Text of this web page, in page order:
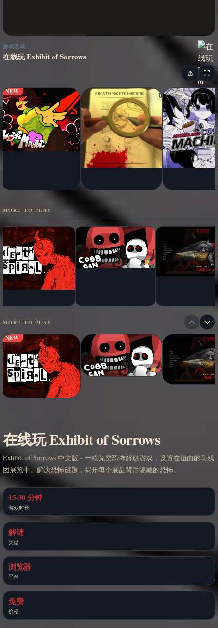
游戏区域
在线玩 Exhibit of Sorrows
NEW
MORE TO PLAY
MORE TO PLAY
NEW
在线玩 Exhibit of Sorrows
Exhibit of Sorrows 中文版 - 一款免费恐怖解谜游戏，设置在扭曲的马戏
团展览中。解决恐怖谜题，揭开每个展品背后隐藏的恐怖。
15-30 分钟
游戏时长
解谜
类型
浏览器
平台
免费
价格